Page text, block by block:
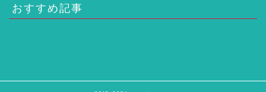
おすすめ記事